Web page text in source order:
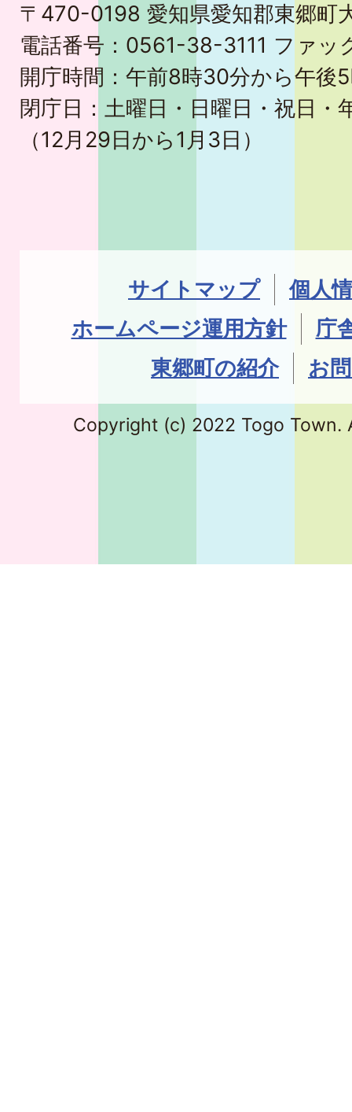
〒470-0198 愛知県愛知郡東郷町
電話番号：0561-38-3111 ファ
開庁時間：午前8時30分から午後
閉庁日：土曜日・日曜日・祝日・
（12月29日から1月3日）
サイトマップ
個人
ホームページ運用方針
庁
東郷町の紹介
お
Copyright (c) 2022 Togo Town.